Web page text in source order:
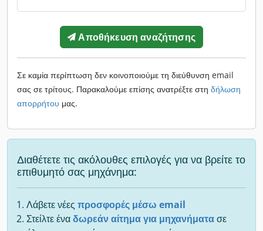
Αποθήκευση αναζήτησης
Σε καμία περίπτωση δεν κοινοποιούμε τη διεύθυνση email
σας σε τρίτους. Παρακαλούμε επίσης ανατρέξτε στη δήλωση
απορρήτου μας.
Διαθέτετε τις ακόλουθες επιλογές για να βρείτε το
επιθυμητό σας μηχάνημα:
Λάβετε νέες προσφορές μέσω email
Στείλτε έναδωρεάν αίτημα για μηχανήματασε